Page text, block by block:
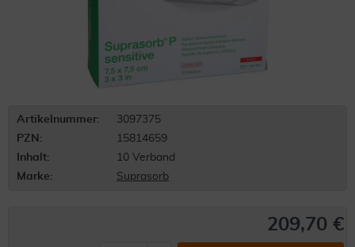
Artikelnummer:
3097375
PZN:
15814659
Inhalt:
10 Verband
Marke:
Suprasorb
209,70 €